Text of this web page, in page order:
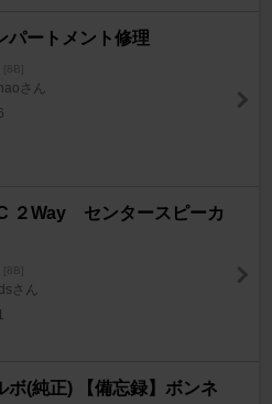
パートメント修理
[8B]
さん
２Way センタースピーカ
[8B]
さん
ボ(純正) 【備忘録】ボンネ